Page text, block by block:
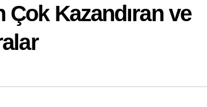
Çok Kazandıran ve